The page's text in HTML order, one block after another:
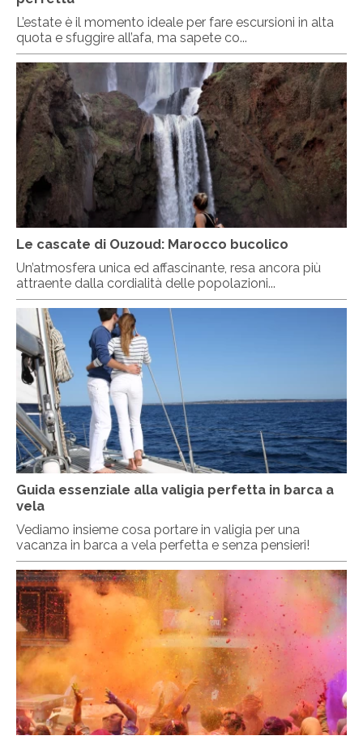
L’estate è il momento ideale per fare escursioni in alta
quota e sfuggire all’afa, ma sapete co...
Le cascate di Ouzoud: Marocco bucolico
Un’atmosfera unica ed affascinante, resa ancora più
attraente dalla cordialità delle popolazioni...
Guida essenziale alla valigia perfetta in barca a
vela
Vediamo insieme cosa portare in valigia per una
vacanza in barca a vela perfetta e senza pensieri!